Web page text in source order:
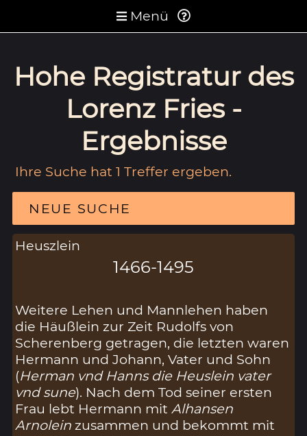
Menü
Hohe Registratur des
Lorenz Fries -
Ergebnisse
Ihre Suche hat 1 Treffer ergeben.
NEUE SUCHE
Heuszlein
1466-1495
Weitere Lehen und Mannlehen haben
die Häußlein zur Zeit Rudolfs von
Scherenberg getragen, die letzten waren
Hermann und Johann, Vater und Sohn
(Herman vnd Hanns die Heuslein vater
vnd sune). Nach dem Tod seiner ersten
Frau lebt Hermann mitAlhansen
Arnolein zusammen und bekommt mit